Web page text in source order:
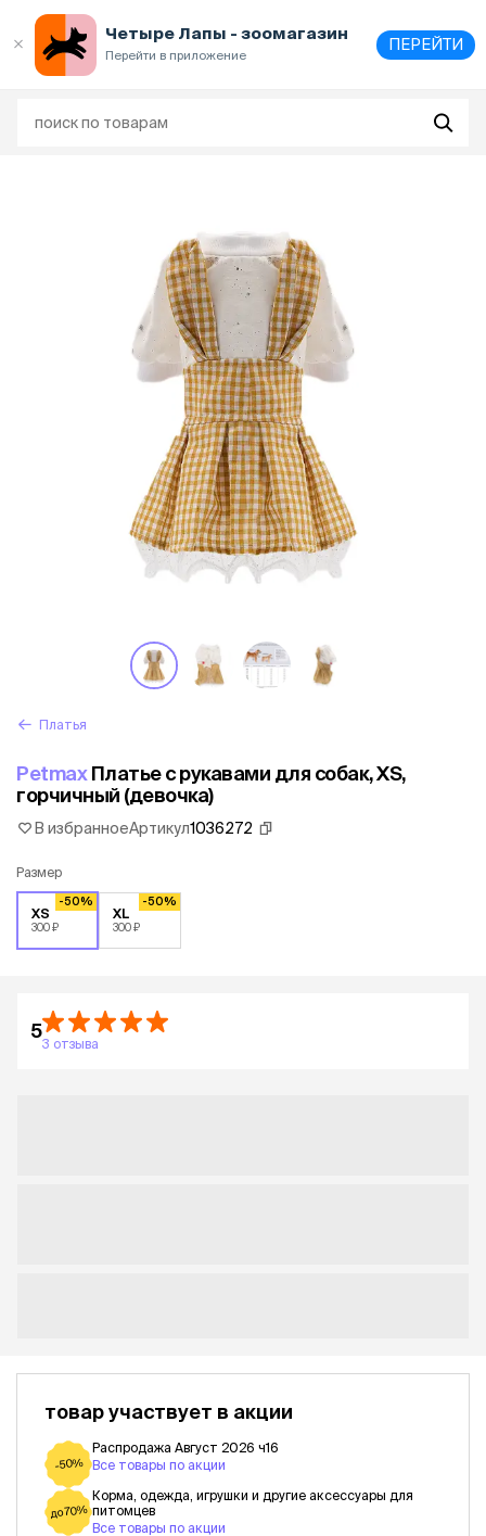
Четыре Лапы - зоомагазин
Перейти в приложение
ПЕРЕЙТИ
Платья
PetmaxПлатье с рукавами для собак, XS,
горчичный (девочка)
В избранноеАртикул1036272
Размер
XS
300 ₽
-50%
XL
300 ₽
-50%
5
3 отзыва
товар участвует в акции
-50%
Распродажа Август 2026 ч16
Все товары по акции
до 70%
Корма, одежда, игрушки и другие аксессуары для
питомцев
Все товары по акции